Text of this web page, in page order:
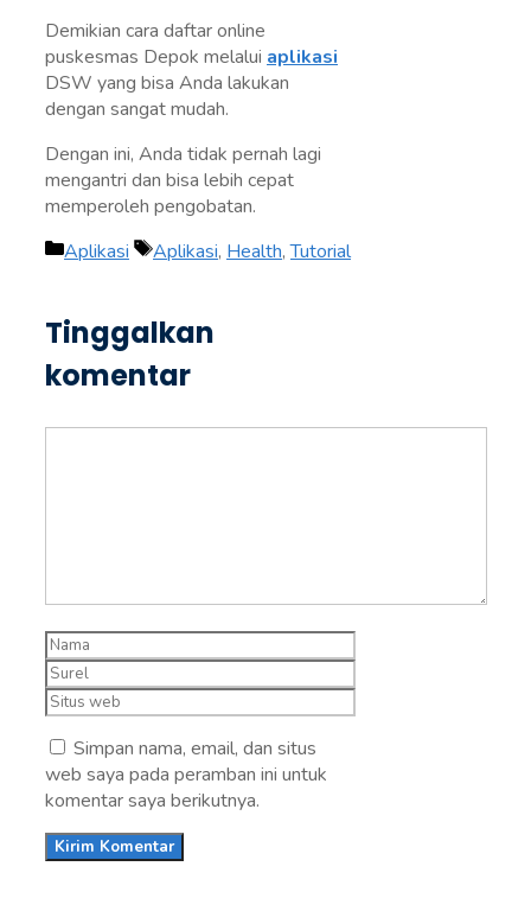
Demikian cara daftar online
puskesmas Depok melalui aplikasi
DSW yang bisa Anda lakukan
dengan sangat mudah.
Dengan ini, Anda tidak pernah lagi
mengantri dan bisa lebih cepat
memperoleh pengobatan.
Kategori
Aplikasi Tag
Aplikasi, Health,Tutorial
Tinggalkan
komentar
Nama
Surel
Situs
Simpan nama, email, dan situs
web saya pada peramban ini untuk
komentar saya berikutnya.